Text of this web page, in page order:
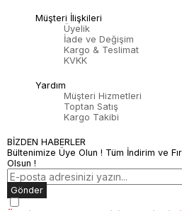
Müşteri İlişkileri
Üyelik
İade ve Değişim
Kargo & Teslimat
KVKK
Yardım
Müşteri Hizmetleri
Toptan Satış
Kargo Takibi
BİZDEN HABERLER
Bültenimize Üye Olun ! Tüm İndirim ve
Olsun !
Gönder